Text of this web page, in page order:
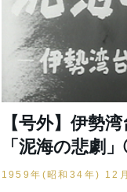
【号外】伊勢
「泥海の悲劇
1959年(昭和34年) 12